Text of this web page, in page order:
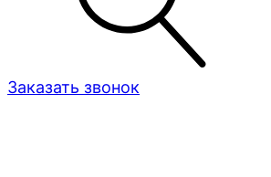
Заказать звонок